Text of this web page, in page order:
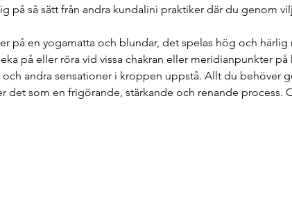
på så sätt från andra kundalini praktiker där du genom
på en yogamatta och blundar, det spelas hög och
på eller röra vid vissa chakran eller meridianpunkter på
andra sensationer i kroppen uppstå. Allt du behöver
det som en frigörande, stärkande och renande process.